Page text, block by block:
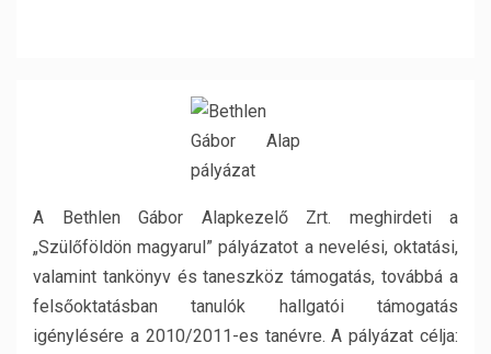
A Bethlen Gábor Alapkezelő Zrt. meghirdeti a
„Szülőföldön magyarul” pályázatot a nevelési, oktatási,
valamint tankönyv és taneszköz támogatás, továbbá a
felsőoktatásban tanulók hallgatói támogatás
igénylésére a 2010/2011-es tanévre. A pályázat célja: